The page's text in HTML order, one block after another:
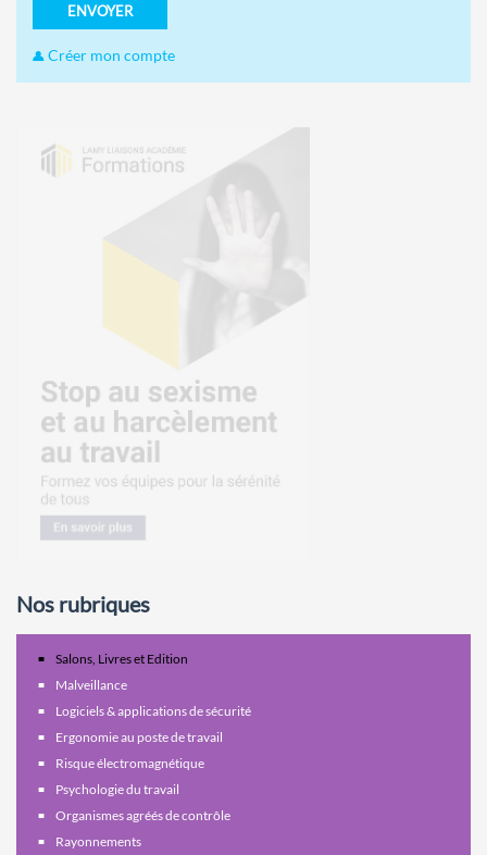
ENVOYER
Créer mon compte
Nos rubriques
Salons, Livres et Edition
Malveillance
Logiciels & applications de sécurité
Ergonomie au poste de travail
Risque électromagnétique
Psychologie du travail
Organismes agréés de contrôle
Rayonnements